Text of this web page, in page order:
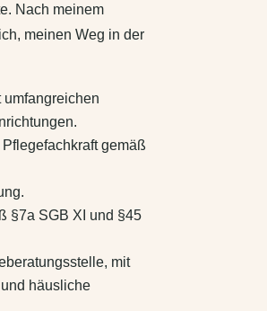
Nach meinem
meinen Weg in der
umfangreichen
gemäß
§7a SGB XI und §45
mit
häusliche